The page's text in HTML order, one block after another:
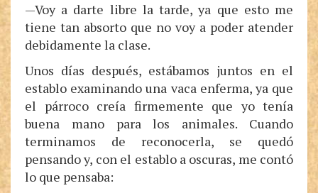
—Voy a darte libre la tarde, ya que esto me
tiene tan absorto que no voy a poder atender
debidamente la clase.
Unos días después, estábamos juntos en el
establo examinando una vaca enferma, ya que
el párroco creía firmemente que yo tenía
buena mano para los animales. Cuando
terminamos de reconocerla, se quedó
pensando y, con el establo a oscuras, me contó
lo que pensaba: